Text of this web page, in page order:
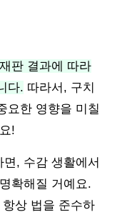
재판 결과에 따라
다. 따라서, 구치
요한 영향을 미칠
!
, 수감 생활에서
확해질 거예요.
상 법을 준수하